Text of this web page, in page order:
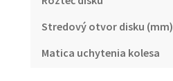
Stredový otvor disku (mm)
Matica uchytenia kolesa